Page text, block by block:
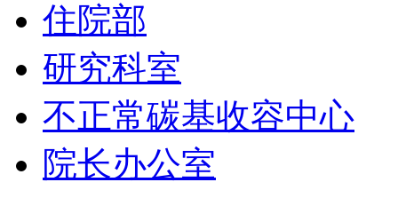
住院部
研究科室
不正常碳基收容中心
院长办公室